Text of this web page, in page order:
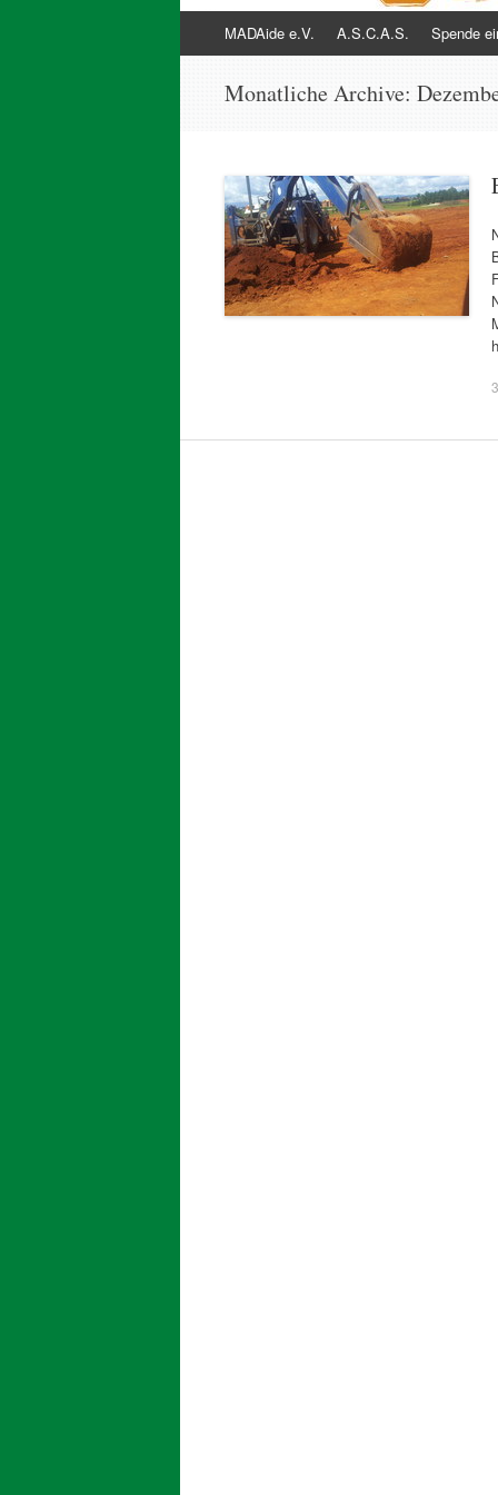
Inhalt
MADAide e.V. A.S.C.A.S. Spende
Monatliche Archive: